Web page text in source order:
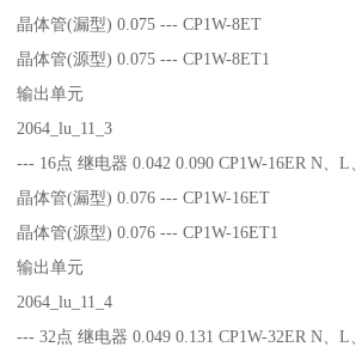
晶体管(漏型) 0.075 --- CP1W-8ET
晶体管(源型) 0.075 --- CP1W-8ET1
输出单元
2064_lu_11_3
--- 16点 继电器 0.042 0.090 CP1W-16ER N、L
晶体管(漏型) 0.076 --- CP1W-16ET
晶体管(源型) 0.076 --- CP1W-16ET1
输出单元
2064_lu_11_4
--- 32点 继电器 0.049 0.131 CP1W-32ER N、L